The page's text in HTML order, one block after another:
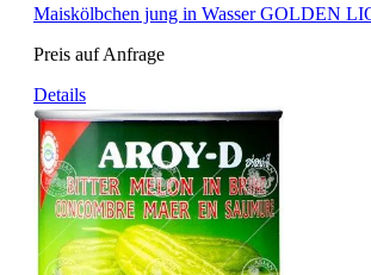
Maiskölbchen jung in Wasser GOLDEN
Preis auf Anfrage
Details